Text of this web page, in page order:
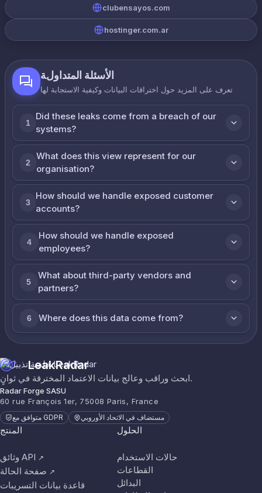
clubensayos.com
hostinger.com.ar
الأسئلة المتداولة
تعرف على المزيد حول اختراقات البيانات وكيفية الاستجابة لها
1
Did these leaks come from a breach of our
systems?
2
What does this view represent for our
organisation?
3
How should we handle exposed customer
accounts?
4
How should we handle exposed
employees?
5
What about third-party vendors and
partners?
6 Where does this data come from?
LeakRadar
ابحث وراقب وعالج بيانات الاعتماد المخترقة في ثوانٍ.
Radar Forge SASU
60 rue François 1er, 75008 Paris, France
متوافق مع GDPR مستضاف في الاتحاد الأوروبي
المنتج
وثائق API ↗
صفحة الحالة ↗
قاعدة بيانات التسريبات
الحلول
حالات الاستخدام
القطاعات
البدائل